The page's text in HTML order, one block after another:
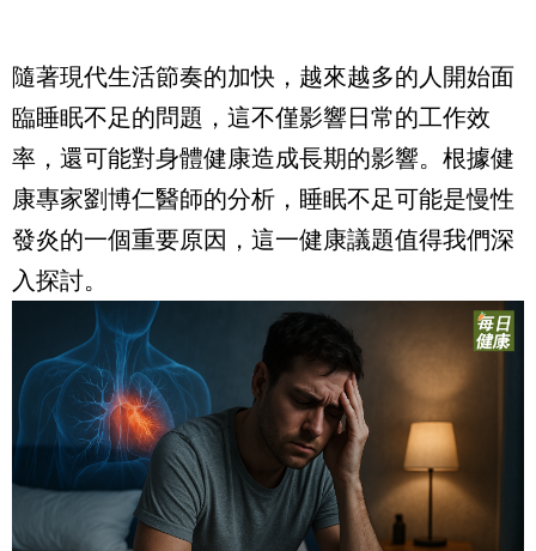
隨著現代生活節奏的加快，越來越多的人開始面
臨睡眠不足的問題，這不僅影響日常的工作效
率，還可能對身體健康造成長期的影響。根據健
康專家劉博仁醫師的分析，睡眠不足可能是慢性
發炎的一個重要原因，這一健康議題值得我們深
入探討。